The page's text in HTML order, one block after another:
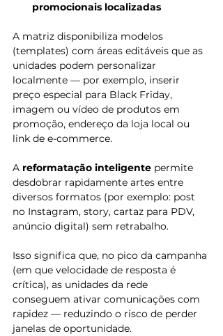
promocionais localizadas
A matriz disponibiliza modelos
(templates) com áreas editáveis que as
unidades podem personalizar
localmente — por exemplo, inserir
preço especial para Black Friday,
imagem ou vídeo de produtos em
promoção, endereço da loja local ou
link de e-commerce.
A reformatação inteligente permite
desdobrar rapidamente artes entre
diversos formatos (por exemplo: post
no Instagram, story, cartaz para PDV,
anúncio digital) sem retrabalho.
Isso significa que, no pico da campanha
(em que velocidade de resposta é
crítica), as unidades da rede
conseguem ativar comunicações com
rapidez — reduzindo o risco de perder
janelas de oportunidade.